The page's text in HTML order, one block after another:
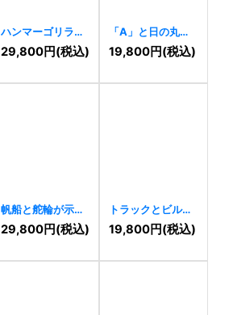
ハンマーゴリラロ
ゴ[ 10878]
29,800円(税込)
「A」と日の丸を
象徴するモダンな
三角ロゴ 10863]
19,800円(税込)
帆船と舵輪が示す
航海の信頼ロゴ
10849 ]
29,800円(税込)
トラックとビルデ
ィングの運送・引
越しロゴ 10851]
19,800円(税込)